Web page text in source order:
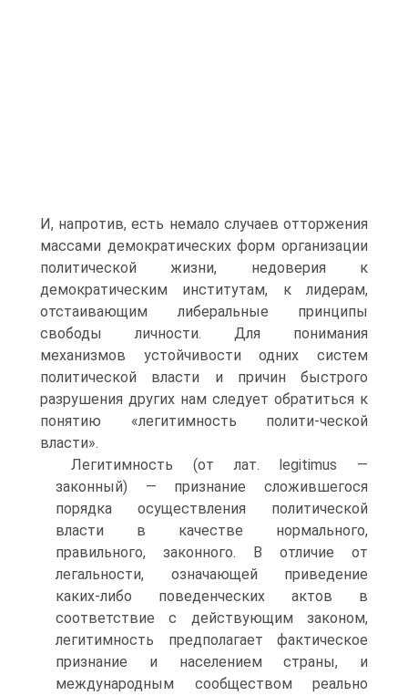
И, напротив, есть немало случаев отторжения
массами демократических форм организации
политической жизни, недоверия к
демократическим институтам, к лидерам,
отстаивающим либеральные принципы
свободы личности. Для понимания
механизмов устойчивости одних систем
политической власти и причин быстрого
разрушения других нам следует обратиться к
понятию «легитимность полити-ческой
власти».
Легитимность (от лат. legitimus —
законный) — признание сложившегося
порядка осуществления политической
власти в качестве нормального,
правильного, законного. В отличие от
легальности, означающей приведение
каких-либо поведенческих актов в
соответствие с действующим законом,
легитимность предполагает фактическое
признание и населением страны, и
международным сообществом реально